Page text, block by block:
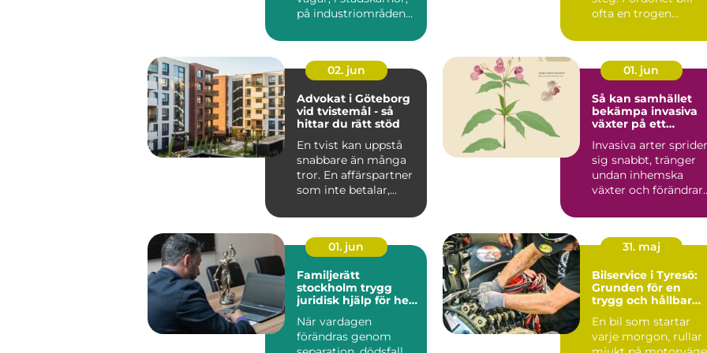
på industriområden
N...
ofta en trogen
02. jun
Advokat i Göteborg
vid tvistemål - så
hittar du rätt stöd
En tvist kan uppstå
snabbare än många
tror. En affärspartner
som inte betalar,...
01. jun
Så kan samhället
bekämpa invasiva
växter på ett
Invasiva arter sprider
sig snabbt, tränger
undan inhemska
växter och förändrar
Kommu...
01. jun
Familjerätt
stockholm trygg
juridisk hjälp för hela
När vardagen
förändras genom
31. maj
Bilservice i Tyresö:
Grunden för en
trygg och hållbar
En bil som startar
varje morgon, rullar